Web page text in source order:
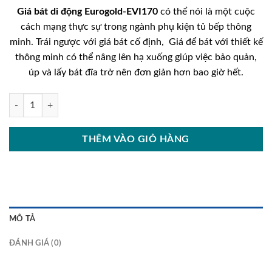
là:
10.500.000₫.
tại
là:
Giá bát di động Eurogold-EVI170 có thể nói là một cuộc
cách mạng thực sự trong ngành phụ kiện tủ bếp thông
minh. Trái ngược với giá bát cố định, Giá để bát với thiết kế
thông minh có thể nâng lên hạ xuống giúp việc bảo quản,
úp và lấy bát đĩa trở nên đơn giản hơn bao giờ hết.
Giá bát di động Eurogold-EVI170 số lượng
THÊM VÀO GIỎ HÀNG
MÔ TẢ
ĐÁNH GIÁ (0)